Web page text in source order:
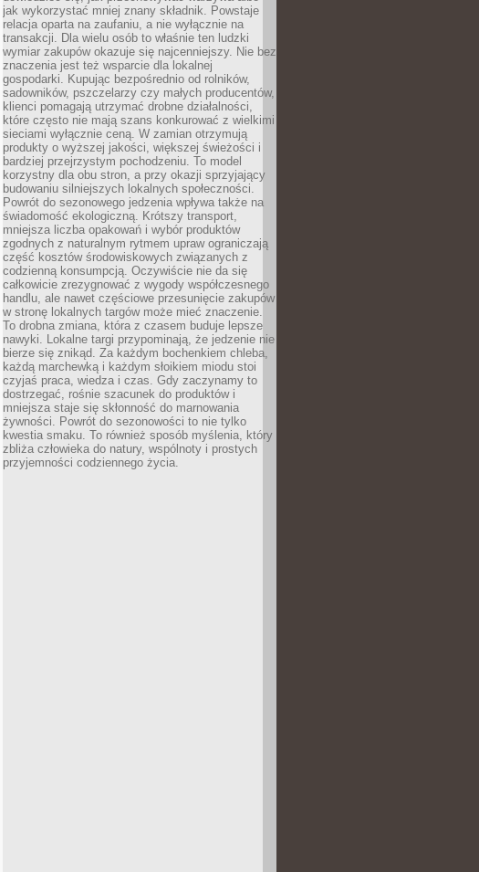
jak wykorzystać mniej znany składnik. Powstaje
relacja oparta na zaufaniu, a nie wyłącznie na
transakcji. Dla wielu osób to właśnie ten ludzki
wymiar zakupów okazuje się najcenniejszy. Nie bez
znaczenia jest też wsparcie dla lokalnej
gospodarki. Kupując bezpośrednio od rolników,
sadowników, pszczelarzy czy małych producentów,
klienci pomagają utrzymać drobne działalności,
które często nie mają szans konkurować z wielkimi
sieciami wyłącznie ceną. W zamian otrzymują
produkty o wyższej jakości, większej świeżości i
bardziej przejrzystym pochodzeniu. To model
korzystny dla obu stron, a przy okazji sprzyjający
budowaniu silniejszych lokalnych społeczności.
Powrót do sezonowego jedzenia wpływa także na
świadomość ekologiczną. Krótszy transport,
mniejsza liczba opakowań i wybór produktów
zgodnych z naturalnym rytmem upraw ograniczają
część kosztów środowiskowych związanych z
codzienną konsumpcją. Oczywiście nie da się
całkowicie zrezygnować z wygody współczesnego
handlu, ale nawet częściowe przesunięcie zakupów
w stronę lokalnych targów może mieć znaczenie.
To drobna zmiana, która z czasem buduje lepsze
nawyki. Lokalne targi przypominają, że jedzenie nie
bierze się znikąd. Za każdym bochenkiem chleba,
każdą marchewką i każdym słoikiem miodu stoi
czyjaś praca, wiedza i czas. Gdy zaczynamy to
dostrzegać, rośnie szacunek do produktów i
mniejsza staje się skłonność do marnowania
żywności. Powrót do sezonowości to nie tylko
kwestia smaku. To również sposób myślenia, który
zbliża człowieka do natury, wspólnoty i prostych
przyjemności codziennego życia.